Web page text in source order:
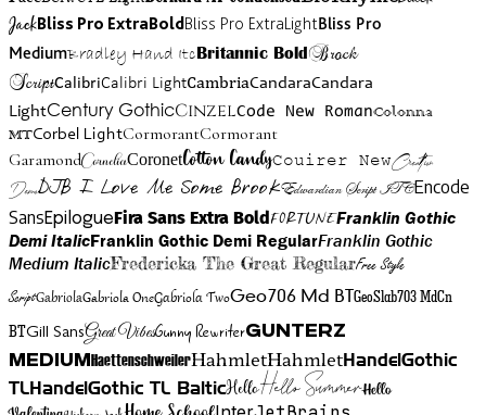
JackBliss Pro ExtraBoldBliss Pro ExtraLightBliss Pro
MediumBradley Hand Itc Britannic Bold Brock
ScriptCalibriCalibri LightCambriaCandaraCandara
LightCentury GothicCinzelCode New RomanColonna
MTCorbel LightCormorantCormorant
GaramondCorneliaCoronetCotton CandyCouirer NewCreattion
DemoDJB I Love Me Some BrookEdwardian Script ITCEncode
SansEpilogueFira Sans Extra BoldFortuneFranklin Gothic
Demi ItalicFranklin Gothic Demi RegularFranklin Gothic
Medium ItalicFredericka The Great RegularFree Style
ScriptGabriolaGabriola OneGabriola TwoGeo706 Md BTGeoSlab703 MdCn
BTGill SansGreat VibesGunny RewriterGunterz
Medium HaettenschweilerHahmletHahmletHandelGothic
TLHandelGothic TL BalticHelloHello SummerHello